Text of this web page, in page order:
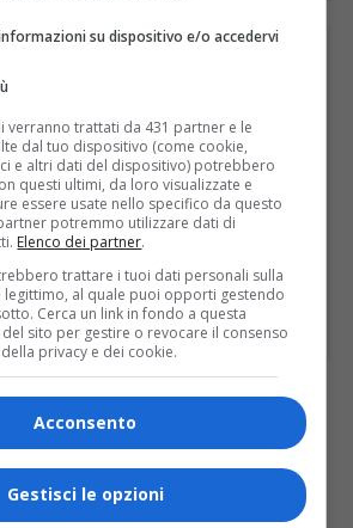
PUBBLICITÀ
38 minuti fa
extraurbana, richiesta di passaggio
del centro abitato
su dispositivo e/o accedervi
verranno trattati da 431 partner e le
dal tuo dispositivo (come cookie,
e altri dati del dispositivo) potrebbero
questi ultimi, da loro visualizzate e
essere usate nello specifico da questo
potremmo utilizzare dati di
Elenco dei partner.
trattare i tuoi dati personali sulla
legittimo, al quale puoi opporti gestendo
Cerca un link in fondo a questa
sito per gestire o revocare il consenso
privacy e dei cookie.
Acconsento
Gestisci le opzioni